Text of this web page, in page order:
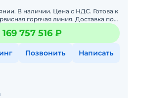
В наличии. Цена с НДС. Готова к
горячая линия. Доставка по
169 757 516 ₽
Позвонить Написать